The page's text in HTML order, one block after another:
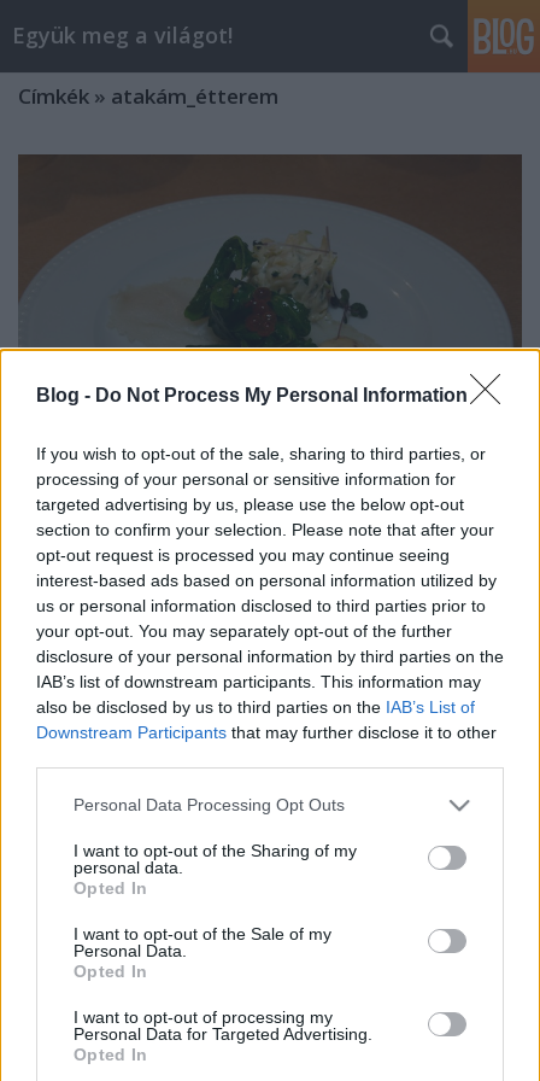
Blog - Do Not Process My Personal Information
If you wish to opt-out of the sale, sharing to third parties, or
processing of your personal or sensitive information for
targeted advertising by us, please use the below opt-out
section to confirm your selection. Please note that after your
opt-out request is processed you may continue seeing
interest-based ads based on personal information utilized by
us or personal information disclosed to third parties prior to
your opt-out. You may separately opt-out of the further
disclosure of your personal information by third parties on the
IAB’s list of downstream participants. This information may
also be disclosed by us to third parties on the IAB’s List of
Downstream Participants that may further disclose it to other
Please note that this website/app uses one or more Google
not limited to your visit or usage behaviour. You may click to
grant or deny consent to Google and its third-party tags to
use your data for below specified purposes in below Google
consent section.
Personal Data Processing Opt Outs
I want to opt-out of the Sharing of my
personal data.
Opted In
I want to opt-out of the Sale of my
Personal Data.
Opted In
I want to opt-out of processing my
Personal Data for Targeted Advertising.
Opted In
Együk meg a világot!
Címkék » atakám_étterem
Ismét francia ínyencvacsora Nánási
Lajos által vezérelve
lucullus•2013. október 04.
Remek indiai vacsoránk után ismét egyik kedvenc
európai éttermünkbe vettük az irányt, ahol francia
ínyencvacsorát ültünk. Az Atakám étterem egyik
kedvenc törzshelyünkké nőtte már ki magát. Nánási
Lajos főztjét már sokan ismerjük, tudományával
azonban sosem nem tudunk betelni. Elmondása
ÚJABB REMEK FRANCIA
•2013. március 02.
Következő vacsoránkat ismét Nánási Lajos
komponálta, akit már jól ismerhetünk pazar francia-
és fúziós vacsoráinkról. Lajos 1,5 évet dolgozott egy